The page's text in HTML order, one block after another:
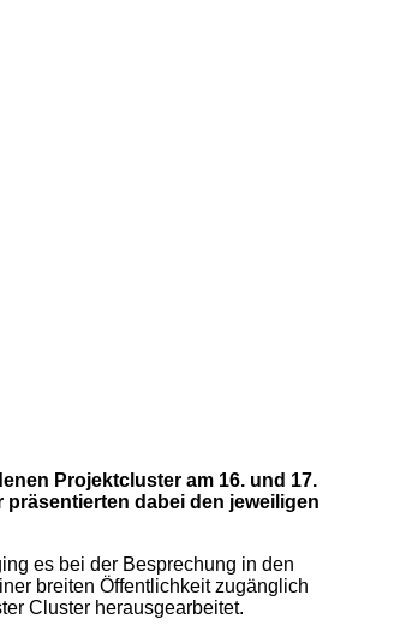
Projektcluster am 16. und 17.
dabei den jeweiligen
es bei der Besprechung in den
breiten Öffentlichkeit zugänglich
Cluster herausgearbeitet.